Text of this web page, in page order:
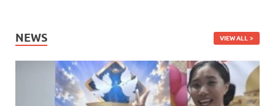
NEWS VIEW ALL